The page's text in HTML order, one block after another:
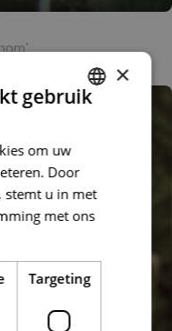
×
gebruik
om uw
Door
stemt u in met
met ons
Targeting